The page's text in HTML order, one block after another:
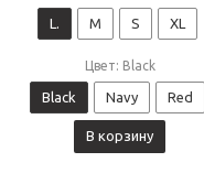
L. M S XL
Цвет: Black
Black Navy Red
В корзину